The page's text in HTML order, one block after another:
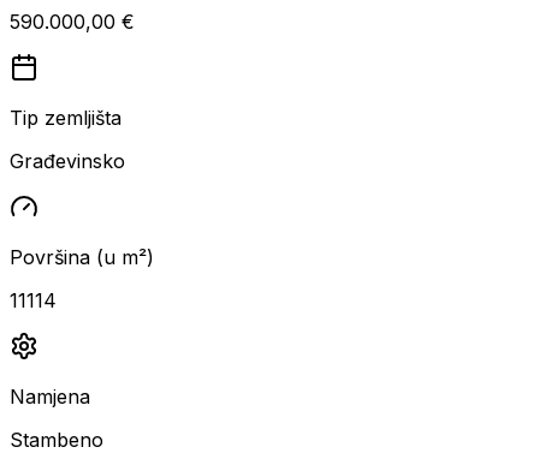
590.000,00 €
Tip zemljišta
Građevinsko
Površina (u m²)
11114
Namjena
Stambeno